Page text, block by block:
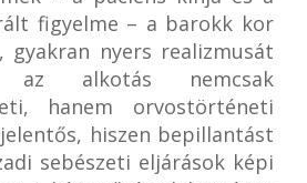
figyelme – a barokk kor
gyakran nyers realizmusát
az alkotás nemcsak
hanem orvostörténeti
hiszen bepillantást
sebészeti eljárások képi